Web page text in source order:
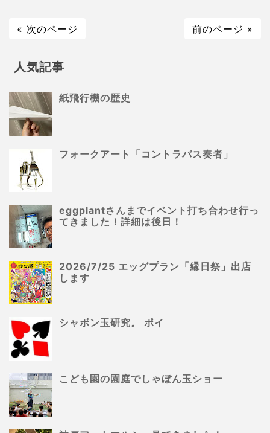
« 次のページ 前のページ »
人気記事
紙飛行機の歴史
フォークアート「コントラバス奏者」
eggplantさんまでイベント打ち合わせ行っ
てきました！詳細は後日！
2026/7/25 エッグプラン「縁日祭」出店
します
シャボン玉研究。 ポイ
こども園の園庭でしゃぼん玉ショー